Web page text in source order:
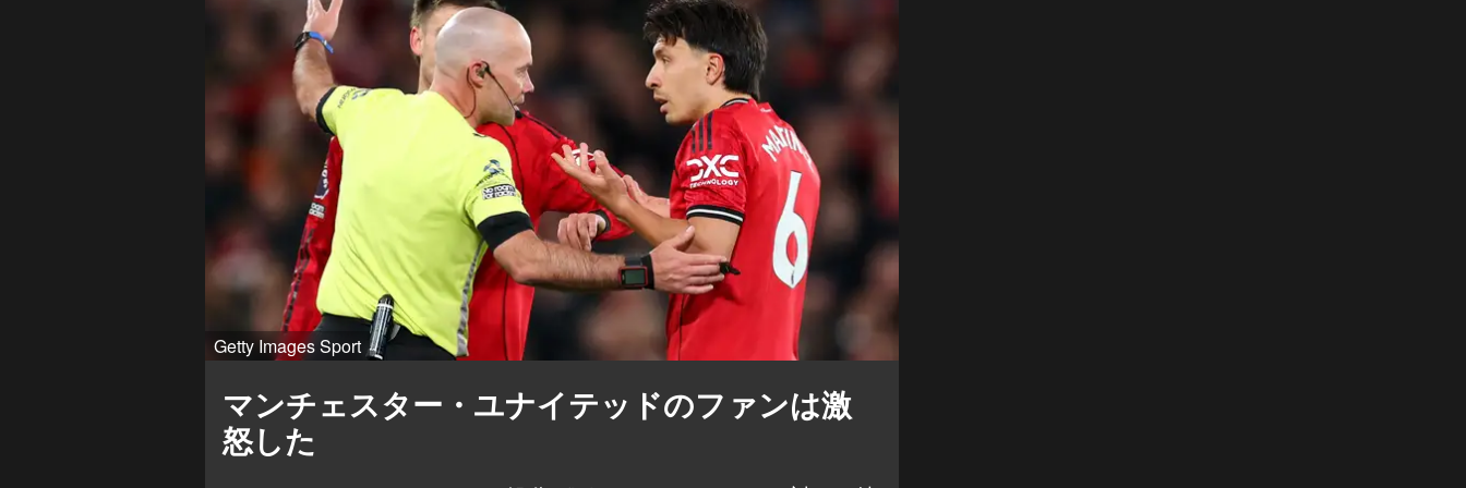
Getty Images Sport
マンチェスター・ユナイテッドのファンは激
怒した